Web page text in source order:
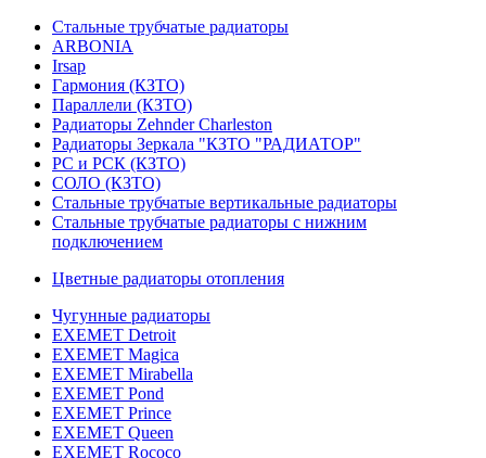
Стальные трубчатые радиаторы
ARBONIA
Irsap
Гармония (КЗТО)
Параллели (КЗТО)
Радиаторы Zehnder Charleston
Радиаторы Зеркала "КЗТО "РАДИАТОР"
РС и РСК (КЗТО)
СОЛО (КЗТО)
Стальные трубчатые вертикальные радиаторы
Стальные трубчатые радиаторы с нижним
подключением
Цветные радиаторы отопления
Чугунные радиаторы
EXEMET Detroit
EXEMET Magica
EXEMET Mirabella
EXEMET Pond
EXEMET Prince
EXEMET Queen
EXEMET Rococo